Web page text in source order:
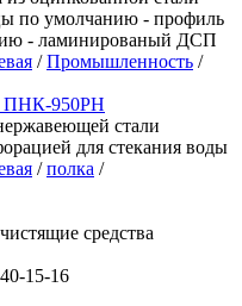
по умолчанию - профиль
- ламинированый ДСП
/Промышленность /
ПНК-950РН
стали
для стекания воды
/полка /
средства
15-16